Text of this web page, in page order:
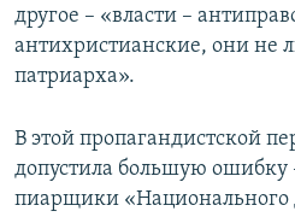
другое – «власти –
антихристианские, они не
патриарха».
В этой пропагандистской
допустила большую ошибку
пиарщики